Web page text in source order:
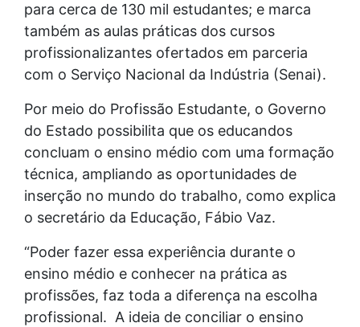
para cerca de 130 mil estudantes; e marca
também as aulas práticas dos cursos
profissionalizantes ofertados em parceria
com o Serviço Nacional da Indústria (Senai).
Por meio do Profissão Estudante, o Governo
do Estado possibilita que os educandos
concluam o ensino médio com uma formação
técnica, ampliando as oportunidades de
inserção no mundo do trabalho, como explica
o secretário da Educação, Fábio Vaz.
“Poder fazer essa experiência durante o
ensino médio e conhecer na prática as
profissões, faz toda a diferença na escolha
profissional. A ideia de conciliar o ensino